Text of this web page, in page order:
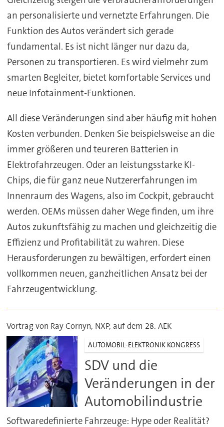
an personalisierte und vernetzte Erfahrungen. Die
Funktion des Autos verändert sich gerade
fundamental. Es ist nicht länger nur dazu da,
Personen zu transportieren. Es wird vielmehr zum
smarten Begleiter, bietet komfortable Services und
neue Infotainment-Funktionen.
All diese Veränderungen sind aber häufig mit hohen
Kosten verbunden. Denken Sie beispielsweise an die
immer größeren und teureren Batterien in
Elektrofahrzeugen. Oder an leistungsstarke KI-
Chips, die für ganz neue Nutzererfahrungen im
Innenraum des Wagens, also im Cockpit, gebraucht
werden. OEMs müssen daher Wege finden, um ihre
Autos zukunftsfähig zu machen und gleichzeitig die
Effizienz und Profitabilität zu wahren. Diese
Herausforderungen zu bewältigen, erfordert einen
vollkommen neuen, ganzheitlichen Ansatz bei der
Fahrzeugentwicklung.
Vortrag von Ray Cornyn, NXP, auf dem 28. AEK
AUTOMOBIL-ELEKTRONIK KONGRESS
SDV und die
Veränderungen in der
Automobilindustrie
Softwaredefinierte Fahrzeuge: Hype oder Realität?